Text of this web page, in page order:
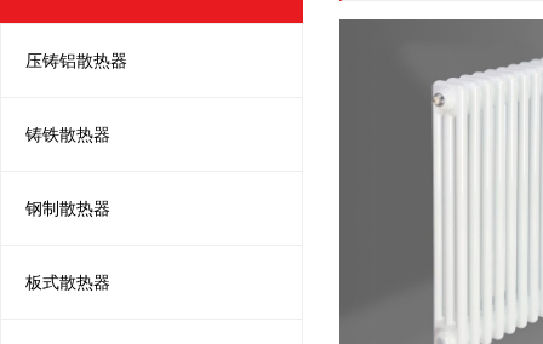
压铸铝散热器
铸铁散热器
钢制散热器
板式散热器